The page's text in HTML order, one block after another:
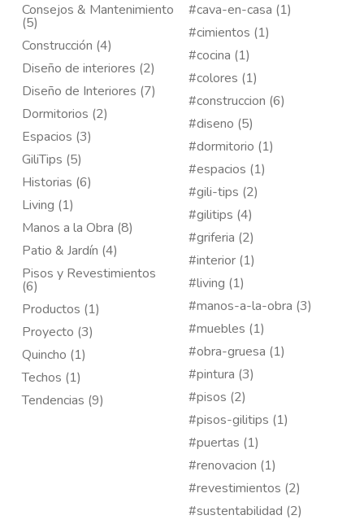
Consejos & Mantenimiento
(5)
Construcción (4)
Diseño de interiores (2)
Diseño de Interiores (7)
Dormitorios (2)
Espacios (3)
GiliTips (5)
Historias (6)
Living (1)
Manos a la Obra (8)
Patio & Jardín (4)
Pisos y Revestimientos
(6)
Productos (1)
Proyecto (3)
Quincho (1)
Techos (1)
Tendencias (9)
#cava-en-casa (1)
#cimientos (1)
#cocina (1)
#colores (1)
#construccion (6)
#diseno (5)
#dormitorio (1)
#espacios (1)
#gili-tips (2)
#gilitips (4)
#griferia (2)
#interior (1)
#living (1)
#manos-a-la-obra (3)
#muebles (1)
#obra-gruesa (1)
#pintura (3)
#pisos (2)
#pisos-gilitips (1)
#puertas (1)
#renovacion (1)
#revestimientos (2)
#sustentabilidad (2)